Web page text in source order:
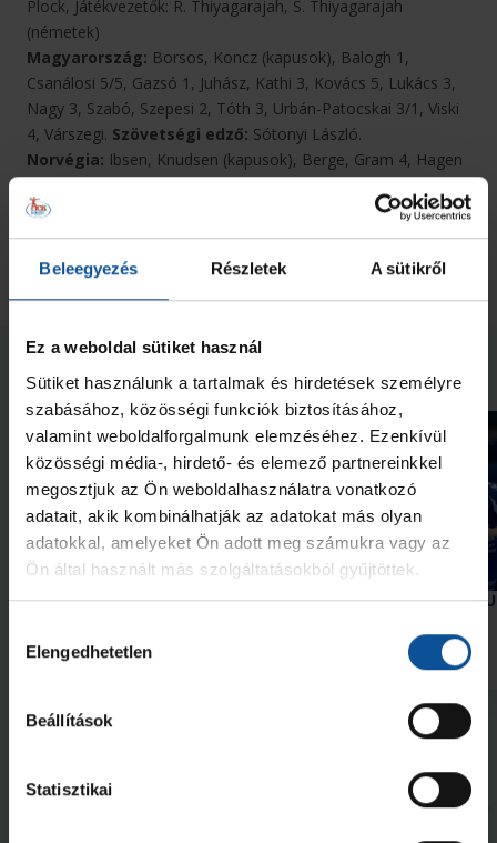
Beleegyezés Részletek A sütikről
Ez a weboldal sütiket használ
Sütiket használunk a tartalmak és hirdetések személyre
szabásához, közösségi funkciók biztosításához,
valamint weboldalforgalmunk elemzéséhez. Ezenkívül
közösségi média-, hirdető- és elemező partnereinkkel
megosztjuk az Ön weboldalhasználatra vonatkozó
adatait, akik kombinálhatják az adatokat más olyan
adatokkal, amelyeket Ön adott meg számukra vagy az
Ön által használt más szolgáltatásokból gyűjtöttek.
kiválasztása
Elengedhetetlen
Beállítások
Statisztikai
Plock, Játékvezetők: R. Thiyagarajah, S. Thiyagarajah
(németek)
Magyarország: Borsos, Koncz (kapusok), Balogh 1,
Csanálosi 5/5, Gazsó 1, Juhász, Kathi 3, Kovács 5, Lukács 3,
Nagy 3, Szabó, Szepesi 2, Tóth 3, Urbán-Patocskai 3/1, Viski
4, Várszegi. Szövetségi edző: Sótonyi László.
Norvégia: Ibsen, Knudsen (kapusok), Berge, Gram 4, Hagen
7/4, Haugli 3, Haugstvedt, Havsgard, Holter 3, Iversen 8, Lid
4, Mostad, Nielsen 4, Skaarnas 1, Skovli 2, Wallevik 1.
Szövetségi edző:Zarko Pejovic.
Kiállítások:18, ill. 6 perc
Neked ajánljuk
Megnézem az összeset
Galéria
Elindult a munka az akadémián
Két akadémistánk az